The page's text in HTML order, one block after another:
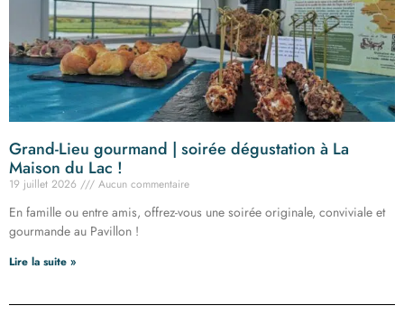
Grand-Lieu gourmand | soirée dégustation à La
Maison du Lac !
19 juillet 2026 Aucun commentaire
En famille ou entre amis, offrez-vous une soirée originale, conviviale et
gourmande au Pavillon !
Lire la suite »